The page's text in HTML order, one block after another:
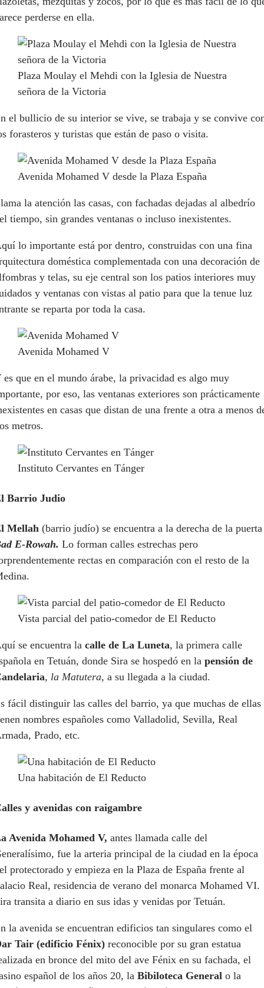
perderse en ella.
Plaza Moulay el Mehdi con la Iglesia de Nuestra
señora de la Victoria
el bullicio de su interior se vive, se trabaja y se convive
forasteros y turistas que están de paso o visita.
Avenida Mohamed V desde la Plaza España
la atención las casas, con fachadas dejadas al albedrío
tiempo, sin grandes ventanas o incluso inexistentes.
lo importante está por dentro, construidas con una fina
doméstica complementada con una decoración de
y telas, su eje central son los patios interiores muy
y ventanas con vistas al patio para que la tenue luz
se reparta por toda la casa.
Avenida Mohamed V
es que en el mundo árabe, la privacidad es algo muy
por eso, las ventanas exteriores son prácticamente
en casas que distan de una frente a otra a menos
metros.
Instituto Cervantes en Tánger
Barrio Judio
Mellah (barrio judío) se encuentra a la derecha de la puerta
E-Rowah. Lo forman calles estrechas pero
rectas en comparación con el resto de la
Vista parcial del patio-comedor de El Reducto
se encuentra la calle de La Luneta, la primera calle
en Tetuán, donde Sira se hospedó en la pensión de
, la Matutera, a su llegada a la ciudad.
fácil distinguir las calles del barrio, ya que muchas de ellas
nombres españoles como Valladolid, Sevilla, Real
Prado, etc.
Una habitación de El Reducto
y avenidas con raigambre
Avenida Mohamed V, antes llamada calle del
fue la arteria principal de la ciudad en la época
protectorado y empieza en la Plaza de España frente al
Real, residencia de verano del monarca Mohamed VI.
transita a diario en sus idas y venidas por Tetuán.
la avenida se encuentran edificios tan singulares como el
Tair (edificio Fénix) reconocible por su gran estatua
en bronce del mito del ave Fénix en su fachada, el
español de los años 20, la Bibiloteca General o la